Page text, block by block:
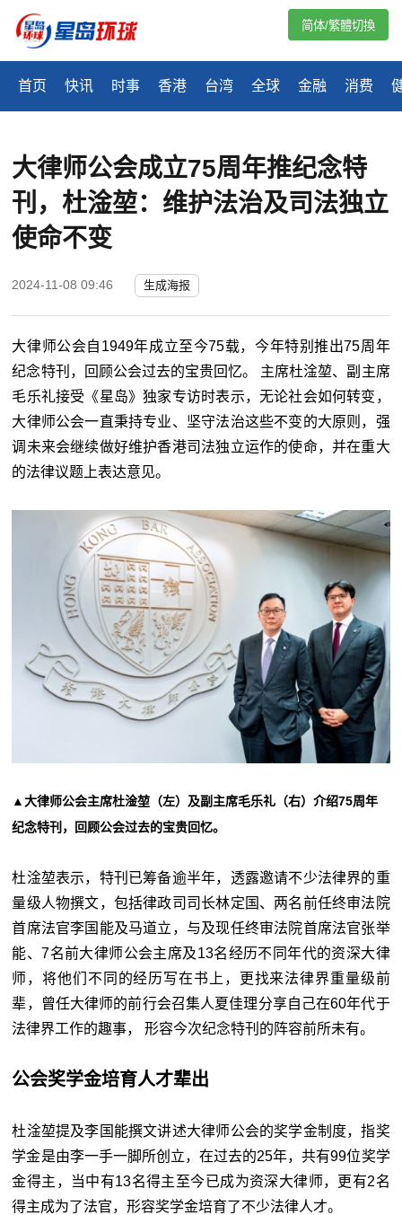
首页 快讯 时事 香港 台湾 全球 金融 消费
简体/繁體切換
大律师公会成立75周年推纪念特
刊，杜淦堃：维护法治及司法独立
使命不变
2024-11-08 09:46 生成海报
大律师公会自1949年成立至今75载，今年特别推出75周年
纪念特刊，回顾公会过去的宝贵回忆。 主席杜淦堃、副主席
毛乐礼接受《星岛》独家专访时表示，无论社会如何转变，
大律师公会一直秉持专业、坚守法治这些不变的大原则，强
调未来会继续做好维护香港司法独立运作的使命，并在重大
的法律议题上表达意见。
▲大律师公会主席杜淦堃（左）及副主席毛乐礼（右）介绍75周年
纪念特刊，回顾公会过去的宝贵回忆。
杜淦堃表示，特刊已筹备逾半年，透露邀请不少法律界的重
量级人物撰文，包括律政司司长林定国、两名前任终审法院
首席法官李国能及马道立，与及现任终审法院首席法官张举
能、7名前大律师公会主席及13名经历不同年代的资深大律
师，将他们不同的经历写在书上，更找来法律界重量级前
辈，曾任大律师的前行会召集人夏佳理分享自己在60年代于
法律界工作的趣事， 形容今次纪念特刊的阵容前所未有。
公会奖学金培育人才辈出
杜淦堃提及李国能撰文讲述大律师公会的奖学金制度，指奖
学金是由李一手一脚所创立，在过去的25年，共有99位奖学
金得主，当中有13名得主至今已成为资深大律师，更有2名
得主成为了法官，形容奖学金培育了不少法律人才。